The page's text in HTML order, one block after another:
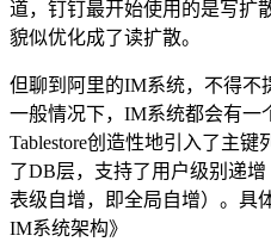
道，钉钉最开始使用的是写扩
貌似优化成了读扩散。
但聊到阿里的IM系统，不得不
一般情况下，IM系统都会有一
Tablestore创造性地引入了主
了DB层，支持了用户级别递
表级自增，即全局自增）。具
IM系统架构》